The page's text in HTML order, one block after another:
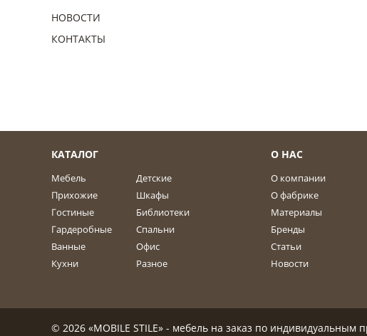
НОВОСТИ
КОНТАКТЫ
КАТАЛОГ
Мебель
Прихожие
Гостиные
Гардеробные
Ванные
Кухни
Детские
Шкафы
Библиотеки
Спальни
Офис
Разное
О НАС
О компании
О фабрике
Материалы
Бренды
Статьи
Новости
© 2026 «MOBILE STILE» - мебель на заказ по индивидуальным